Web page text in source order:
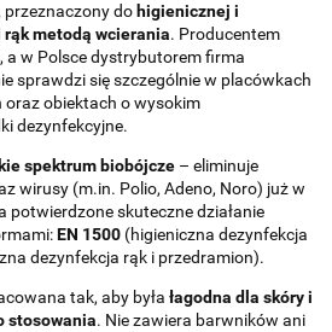
do higienicznej i
metodą wcierania. Producentem
, a w Polsce dystrybutorem firma
sprawdzi się szczególnie w placówkach
obiektach o wysokim
dezynfekcyjne.
spektrum biobójcze – eliminuje
wirusy (m.in. Polio, Adeno, Noro) już w
potwierdzone skuteczne działanie
EN 1500 (higieniczna dezynfekcja
dezynfekcja rąk i przedramion).
tak, aby była łagodna dla skóry i
stosowania. Nie zawiera barwników ani